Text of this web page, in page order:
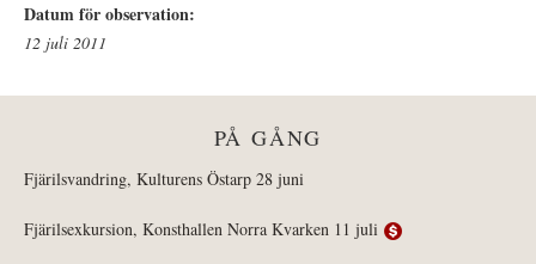
Datum för observation:
12 juli 2011
PÅ GÅNG
Fjärilsvandring, Kulturens Östarp 28 juni
Fjärilsexkursion, Konsthallen Norra Kvarken 11 juli